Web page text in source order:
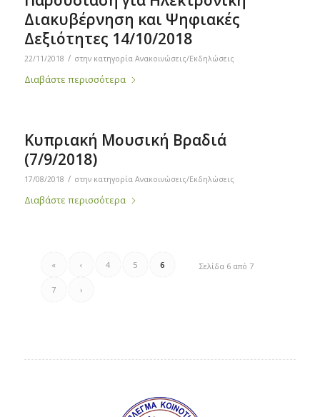
Διακυβέρνηση και Ψηφιακές
Δεξιότητες 14/10/2018
22/11/2018 / στην κατηγορία Ανακοινώσεις/Εκδηλώσεις
Διαβάστε περισσότερα
Κυπριακή Μουσική Βραδιά
(7/9/2018)
17/08/2018 / στην κατηγορία Ανακοινώσεις/Εκδηλώσεις
Διαβάστε περισσότερα
Σελίδα 6 από 7
« ‹ 4 5 6
7 ›